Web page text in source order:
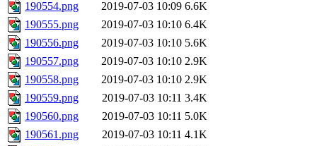
190554.png
2019-07-03 10:09 6.6K
190555.png
2019-07-03 10:10 6.4K
190556.png
2019-07-03 10:10 5.6K
190557.png
2019-07-03 10:10 2.9K
190558.png
2019-07-03 10:10 2.9K
190559.png
2019-07-03 10:11 3.4K
190560.png
2019-07-03 10:11 5.0K
190561.png
2019-07-03 10:11 4.1K